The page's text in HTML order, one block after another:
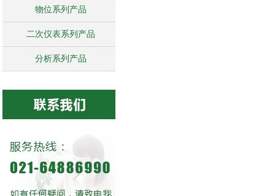
物位系列产品
二次仪表系列产品
分析系列产品